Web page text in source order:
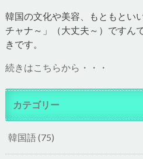
韓国の文化や美容、もともとい
チャナ～」（大丈夫～）ですん
きです。
続きはこちらから・・・
カテゴリー
韓国語(75)